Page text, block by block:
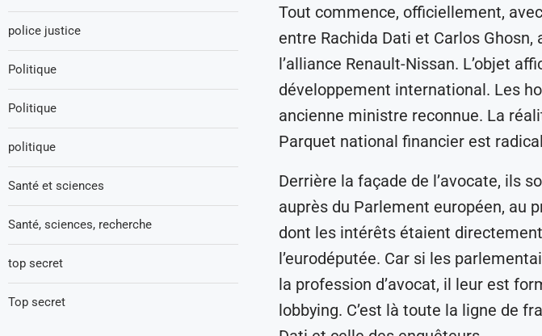
Tout commence, officiellement,
entre Rachida Dati et Carlos
l’alliance Renault-Nissan. L’objet
développement international. Les
ancienne ministre reconnue. La
Parquet national financier est
Derrière la façade de l’avocate, ils
auprès du Parlement européen, au
dont les intérêts étaient
l’eurodéputée. Car si les
la profession d’avocat, il leur est
lobbying. C’est là toute la ligne de
police justice
Politique
Politique
politique
Santé et sciences
Santé, sciences, recherche
top secret
Top secret